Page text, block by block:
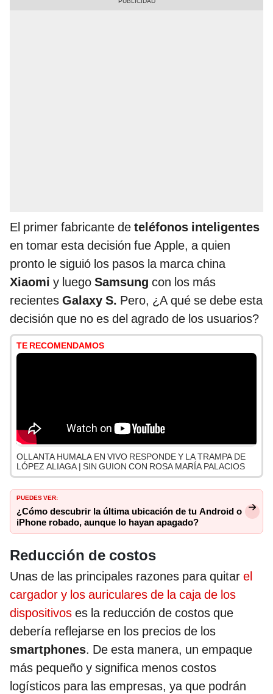
El primer fabricante de teléfonos inteligentes
en tomar esta decisión fue Apple, a quien
pronto le siguió los pasos la marca china
Xiaomi y luego Samsung con los más
recientes Galaxy S. Pero, ¿A qué se debe esta
decisión que no es del agrado de los usuarios?
TE RECOMENDAMOS
OLLANTA HUMALA EN VIVO RESPONDE Y LA TRAMPA DE
LÓPEZ ALIAGA | SIN GUION CON ROSA MARÍA PALACIOS
PUEDES VER:
¿Cómo descubrir la última ubicación de tu Android o
iPhone robado, aunque lo hayan apagado?
Reducción de costos
Unas de las principales razones para quitar el
cargador y los auriculares de la caja de los
dispositivos es la reducción de costos que
debería reflejarse en los precios de los
smartphones. De esta manera, un empaque
más pequeño y significa menos costos
logísticos para las empresas, ya que podrán